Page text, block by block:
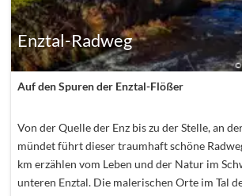
Enztal-Radweg
Auf den Spuren der Enztal-Flößer
Von der Quelle der Enz bis zu der Stelle, an
mündet führt dieser traumhaft schöne
km erzählen vom Leben und der Natur im
unteren Enztal. Die malerischen Orte im Tal